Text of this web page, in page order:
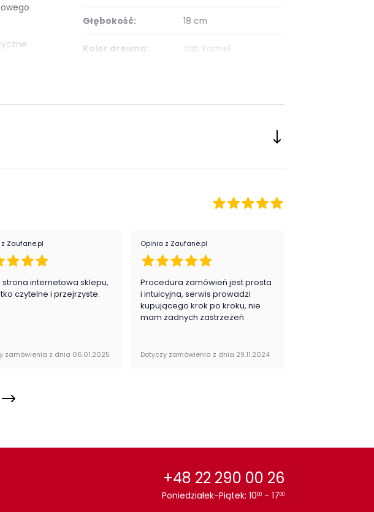
Głębokość: 18 cm
Kolor drewna: dąb karmel
Montaż:
do samodzielnego
Pokój:
Salon
Komody, regały, witryny
Zaufane.pl
strona internetowa sklepu,
czytelne i przejrzyste.
zamówienia z dnia 06.01.2025
Opinia z Zaufane.pl
Procedura zamówień jest prosta
i intuicyjna, serwis prowadzi
kupującego krok po kroku, nie
mam żadnych zastrzeżeń
Dotyczy zamówienia z dnia 29.11.2024
+48 22 290 00 26
Poniedziałek-Piątek: 1000 - 1700